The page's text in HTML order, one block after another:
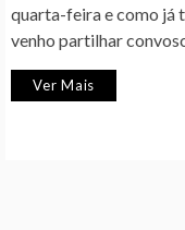
quarta-feira e como já
venho partilhar
Ver Mais